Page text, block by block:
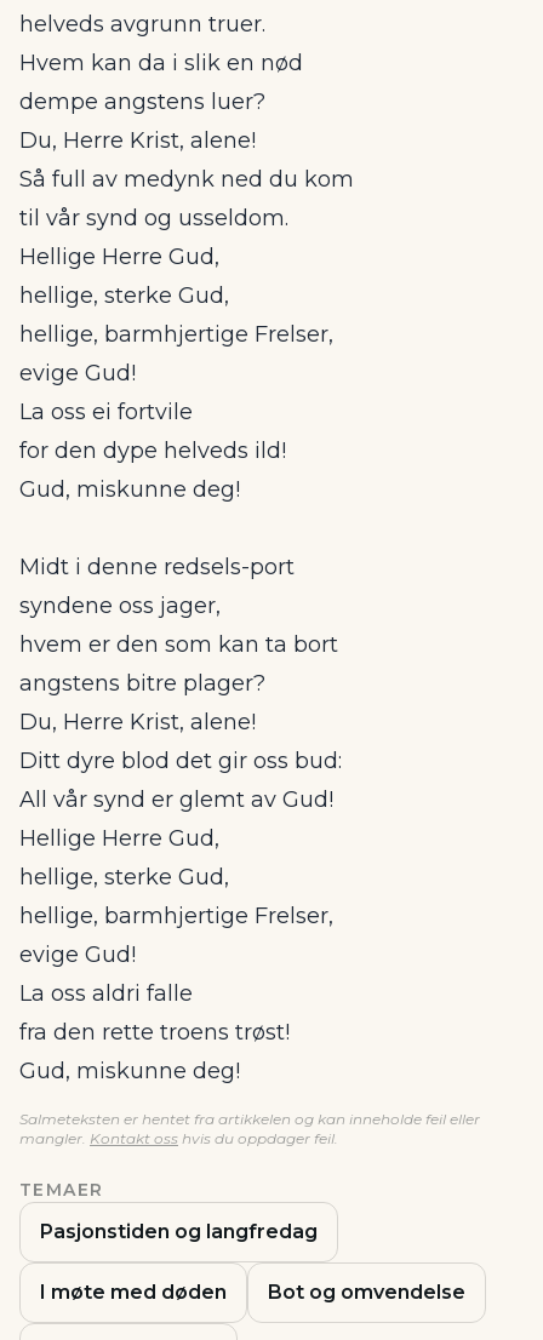
helveds avgrunn truer.
Hvem kan da i slik en nød
dempe angstens luer?
Du, Herre Krist, alene!
Så full av medynk ned du kom
til vår synd og usseldom.
Hellige Herre Gud,
hellige, sterke Gud,
hellige, barmhjertige Frelser,
evige Gud!
La oss ei fortvile
for den dype helveds ild!
Gud, miskunne deg!
Midt i denne redsels-port
syndene oss jager,
hvem er den som kan ta bort
angstens bitre plager?
Du, Herre Krist, alene!
Ditt dyre blod det gir oss bud:
All vår synd er glemt av Gud!
Hellige Herre Gud,
hellige, sterke Gud,
hellige, barmhjertige Frelser,
evige Gud!
La oss aldri falle
fra den rette troens trøst!
Gud, miskunne deg!
Salmeteksten er hentet fra artikkelen og kan inneholde feil eller
mangler. Kontakt oss hvis du oppdager feil.
TEMAER
Pasjonstiden og langfredag
I møte med døden Bot og omvendelse